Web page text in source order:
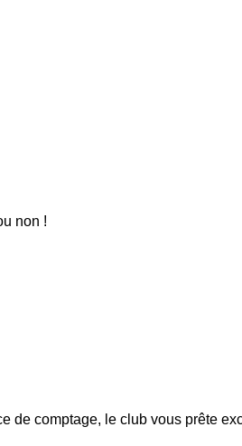
non !
de comptage, le club vous prête